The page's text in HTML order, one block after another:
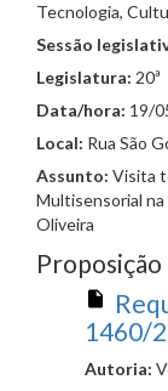
Tecnologia,
Sessão
Legislatura: 20ª
Data/hora: 19/
Local: Rua São
Assunto: Visita
Multisensorial
Oliveira
1460/
Autoria: